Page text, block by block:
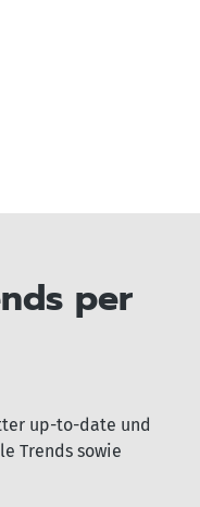
per
up-to-date und
Trends sowie